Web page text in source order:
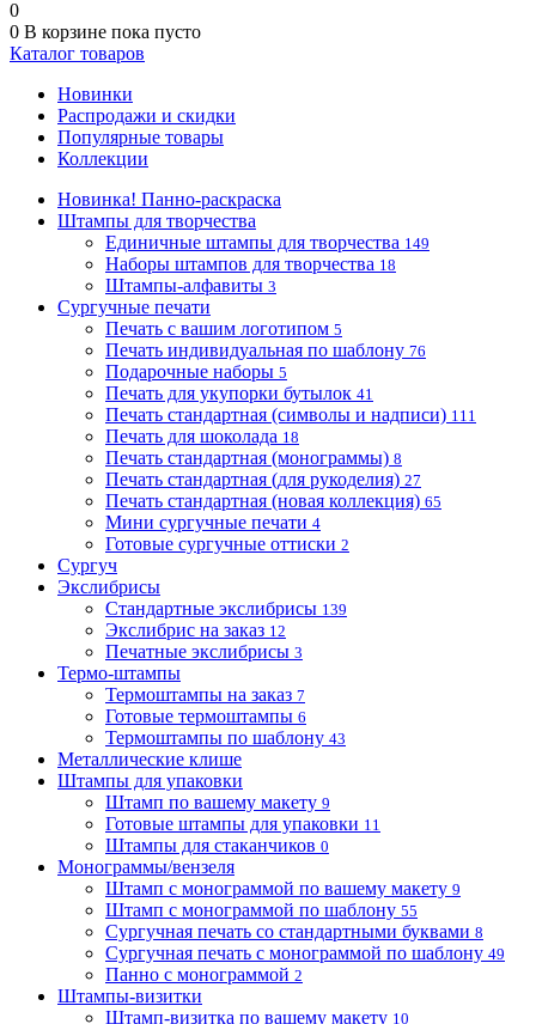
0
0 В корзине пока пусто
Каталог товаров
Новинки
Распродажи и скидки
Популярные товары
Коллекции
Новинка! Панно-раскраска
Штампы для творчества
Единичные штампы для творчества 149
Наборы штампов для творчества 18
Штампы-алфавиты 3
Сургучные печати
Печать с вашим логотипом 5
Печать индивидуальная по шаблону 76
Подарочные наборы 5
Печать для укупорки бутылок 41
Печать стандартная (символы и надписи) 111
Печать для шоколада 18
Печать стандартная (монограммы) 8
Печать стандартная (для рукоделия) 27
Печать стандартная (новая коллекция) 65
Мини сургучные печати 4
Готовые сургучные оттиски 2
Сургуч
Экслибрисы
Стандартные экслибрисы 139
Экслибрис на заказ 12
Печатные экслибрисы 3
Термо-штампы
Термоштампы на заказ 7
Готовые термоштампы 6
Термоштампы по шаблону 43
Металлические клише
Штампы для упаковки
Штамп по вашему макету 9
Готовые штампы для упаковки 11
Штампы для стаканчиков 0
Монограммы/вензеля
Штамп с монограммой по вашему макету 9
Штамп с монограммой по шаблону 55
Сургучная печать со стандартными буквами 8
Сургучная печать с монограммой по шаблону 49
Панно с монограммой 2
Штампы-визитки
Штамп-визитка по вашему макету 10